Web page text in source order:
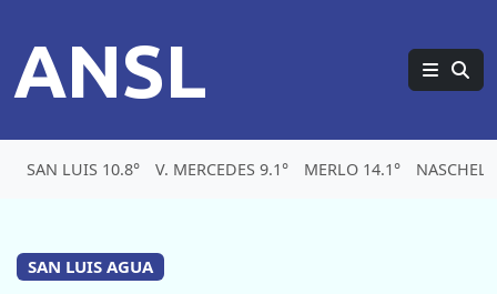
ANSL
SAN LUIS 10.8° V. MERCEDES 9.1° MERLO 14.1° NASCHEL
SAN LUIS AGUA